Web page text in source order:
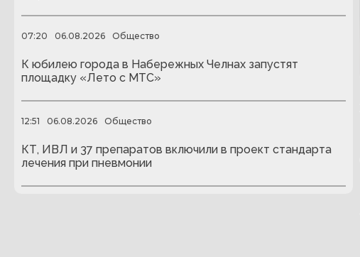
07:20 06.08.2026 Общество
К юбилею города в Набережных Челнах запустят
площадку «Лето с МТС»
12:51 06.08.2026 Общество
КТ, ИВЛ и 37 препаратов включили в проект стандарта
лечения при пневмонии